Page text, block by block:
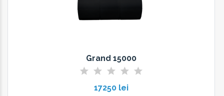
Grand 15000
17250 lei